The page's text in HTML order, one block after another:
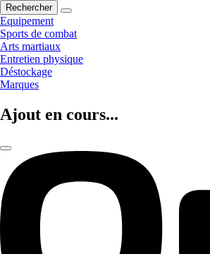
Rechercher
Equipement
Sports de combat
Arts martiaux
Entretien physique
Déstockage
Marques
Ajout en cours...